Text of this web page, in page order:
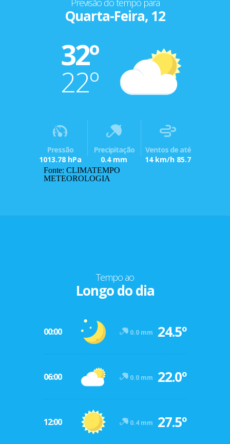
Previsão do tempo para
Quarta-Feira, 12
32º
22º
Pressão
1013.78 hPa
Precipitação
0.4 mm
Ventos de até
14 km/h 85.7
Fonte: CLIMATEMPO
METEOROLOGIA
Tempo ao
Longo do dia
00:00 0.0 mm 24.5º
06:00 0.0 mm 22.0º
12:00 0.4 mm 27.5º